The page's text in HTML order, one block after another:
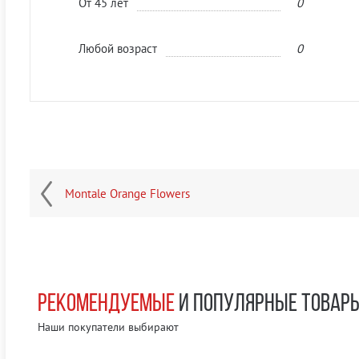
Любой возраст 0
Montale Orange Flowers
РЕКОМЕНДУЕМЫЕИ ПОПУЛЯРНЫЕ
Наши покупатели выбирают